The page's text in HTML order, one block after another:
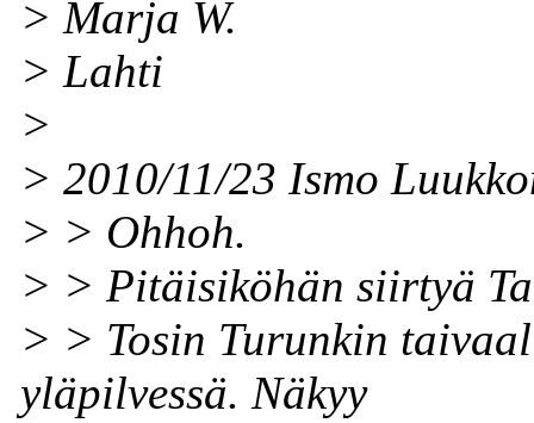
> Marja W.
> Lahti
>
> 2010/11/23 Ismo
> > Ohhoh.
> > Pitäisiköhän siirtyä
> > Tosin Turunkin
yläpilvessä. Näkyy